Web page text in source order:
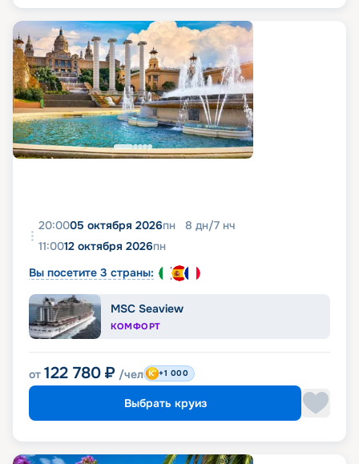
20:0005 октября 2026пн 8 дн/7 нч
11:0012 октября 2026пн
Вы посетите 3 страны:
MSC Seaview
КОМФОРТ
от 122 780 ₽ /чел +1 000
Выбрать круиз